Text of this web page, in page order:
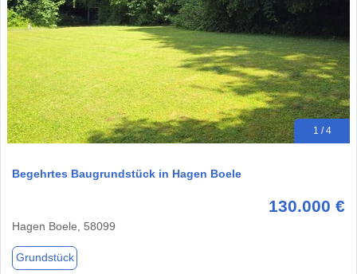
1 / 4
Begehrtes Baugrundstück in Hagen Boele
130.000 €
Hagen Boele, 58099
Grundstück